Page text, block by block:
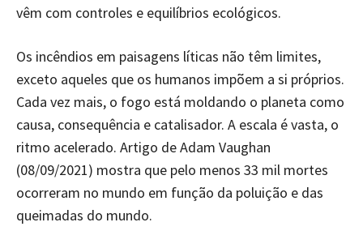
vêm com controles e equilíbrios ecológicos.
Os incêndios em paisagens líticas não têm limites,
exceto aqueles que os humanos impõem a si próprios.
Cada vez mais, o fogo está moldando o planeta como
causa, consequência e catalisador. A escala é vasta, o
ritmo acelerado. Artigo de Adam Vaughan
(08/09/2021) mostra que pelo menos 33 mil mortes
ocorreram no mundo em função da poluição e das
queimadas do mundo.